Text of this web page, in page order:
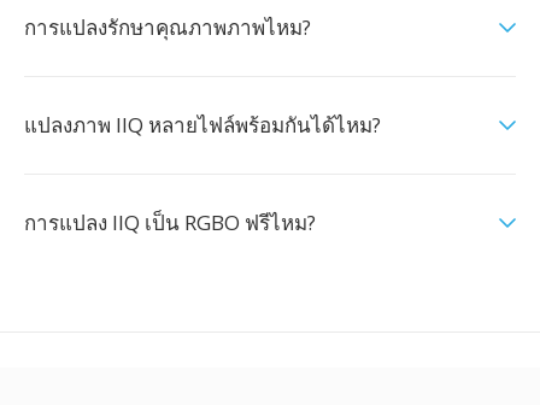
การแปลงรักษาคุณภาพภาพไหม?
แปลงภาพ IIQ หลายไฟล์พร้อมกันได้ไหม?
การแปลง IIQ เป็น RGBO ฟรีไหม?